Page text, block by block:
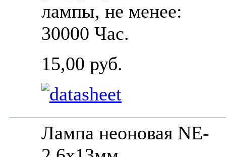
лампы, не менее:
30000 Час.
15,00 руб.
Лампа неоновая NE-